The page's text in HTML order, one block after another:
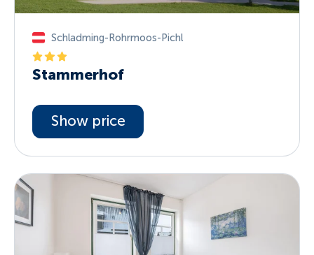
Schladming-Rohrmoos-Pichl
Stammerhof
Show price